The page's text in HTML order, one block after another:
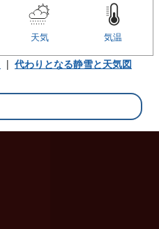
気温
天気
| 代わりとなる静雪と天気図